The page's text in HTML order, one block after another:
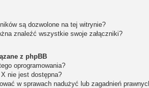
są dozwolone na tej witrynie?
znaleźć wszystkie swoje załączniki?
z phpBB
oprogramowania?
nie jest dostępna?
w sprawach nadużyć lub zagadnień